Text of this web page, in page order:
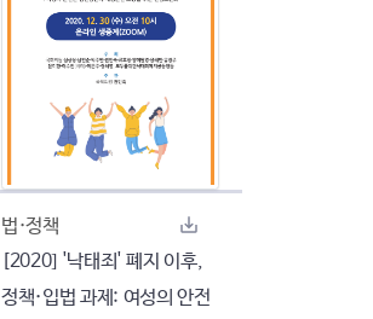
법·정책
[2020] '낙태죄' 폐지 이후,
정책·입법 과제: 여성의 안전